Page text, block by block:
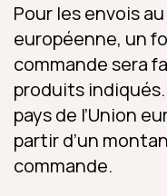
Pour les envois
européenne, un
commande sera
produits indiqués.
pays de l’Union
partir d’un
commande.